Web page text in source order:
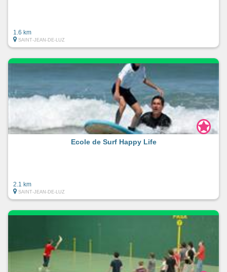
1.6 km
SAINT-JEAN-DE-LUZ
Ecole de Surf Happy Life
2.1 km
SAINT-JEAN-DE-LUZ